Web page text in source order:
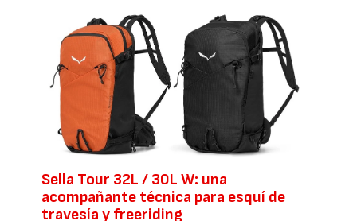
Sella Tour 32L / 30L W: una
acompañante técnica para esquí de
travesía y freeriding